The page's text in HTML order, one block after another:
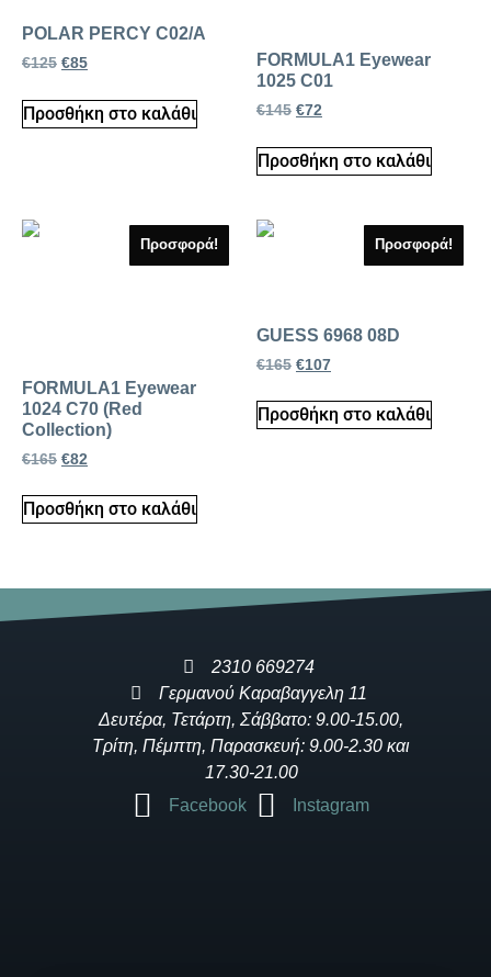
POLAR PERCY C02/A
€125 €85
Προσθήκη στο καλάθι
FORMULA1 Eyewear
1025 C01
€145 €72
Προσθήκη στο καλάθι
Προσφορά!
FORMULA1 Eyewear
1024 C70 (Red
Collection)
€165 €82
Προσθήκη στο καλάθι
Προσφορά!
GUESS 6968 08D
€165 €107
Προσθήκη στο καλάθι
2310 669274
Γερμανού Καραβαγγελη 11
Δευτέρα, Τετάρτη, Σάββατο: 9.00-15.00,
Τρίτη, Πέμπτη, Παρασκευή: 9.00-2.30 και
17.30-21.00
Facebook
Instagram